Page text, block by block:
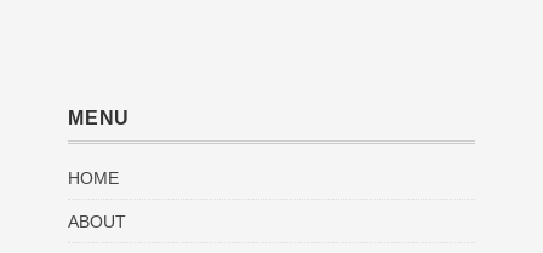
MENU
HOME
ABOUT